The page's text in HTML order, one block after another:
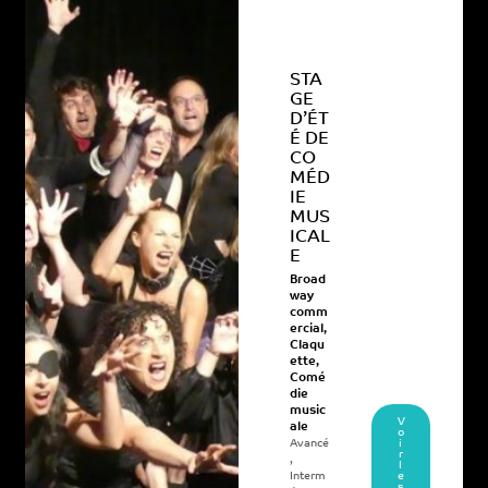
STA
GE
D’ÉT
É DE
CO
MÉD
IE
MUS
ICAL
E
Broad
way
comm
ercial,
Claqu
ette,
Comé
die
music
ale
Avancé
,
Interm
V
o
i
r
l
e